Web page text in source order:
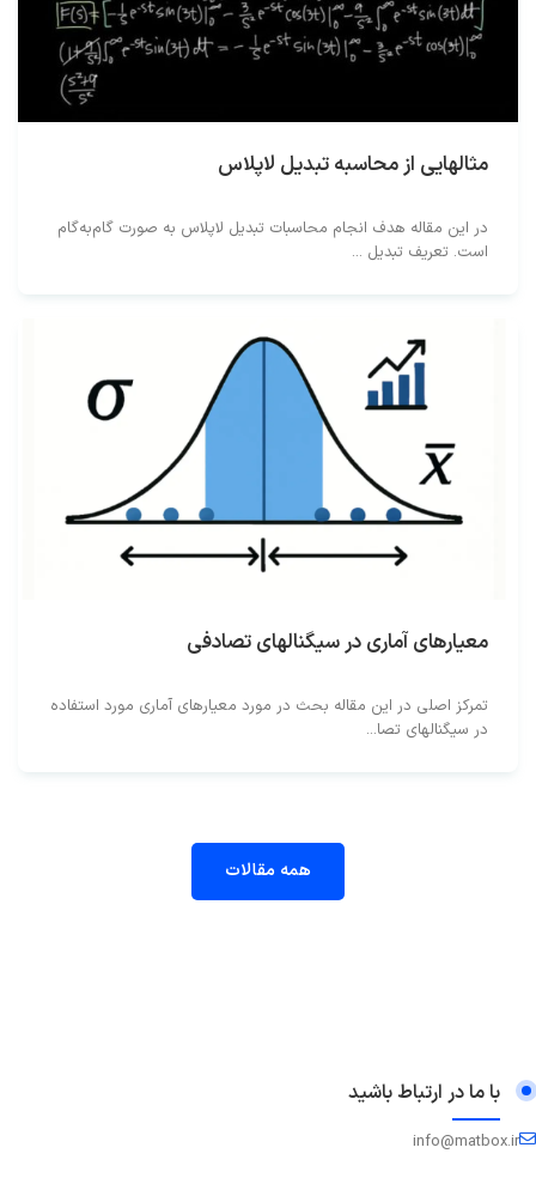
مثالهایی از محاسبه تبدیل لاپلاس
در این مقاله هدف انجام محاسبات تبدیل لاپلاس به صورت گام‌به‌گام
است. تعریف تبدیل ...
معیارهای آماری در سیگنالهای تصادفی
تمرکز اصلی در این مقاله بحث در مورد معیارهای آماری مورد استفاده
در سیگنالهای تصا...
همه مقالات
با ما در ارتباط باشید
info@matbox.ir